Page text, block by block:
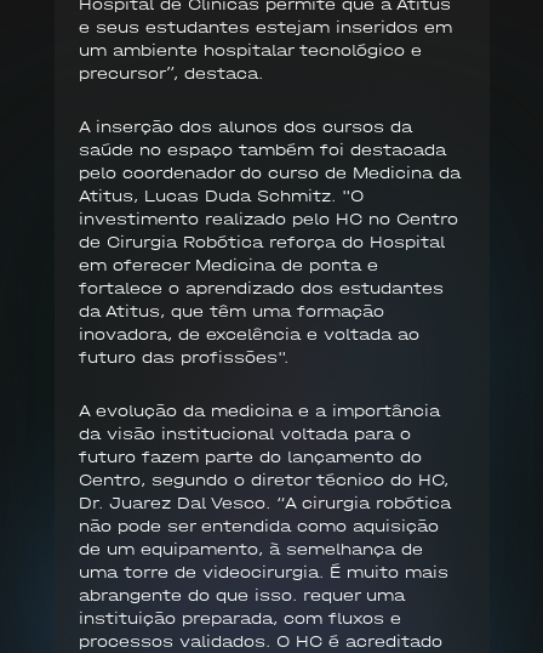
Hospital de Clínicas permite que a Atitus
e seus estudantes estejam inseridos em
um ambiente hospitalar tecnológico e
precursor”, destaca.
A inserção dos alunos dos cursos da
saúde no espaço também foi destacada
pelo coordenador do curso de Medicina da
Atitus, Lucas Duda Schmitz. "O
investimento realizado pelo HC no Centro
de Cirurgia Robótica reforça do Hospital
em oferecer Medicina de ponta e
fortalece o aprendizado dos estudantes
da Atitus, que têm uma formação
inovadora, de excelência e voltada ao
futuro das profissões".
A evolução da medicina e a importância
da visão institucional voltada para o
futuro fazem parte do lançamento do
Centro, segundo o diretor técnico do HC,
Dr. Juarez Dal Vesco. “A cirurgia robótica
não pode ser entendida como aquisição
de um equipamento, à semelhança de
uma torre de videocirurgia. É muito mais
abrangente do que isso. requer uma
instituição preparada, com fluxos e
processos validados. O HC é acreditado